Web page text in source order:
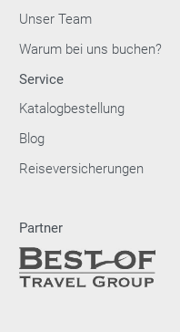
Unser Team
Warum bei uns buchen?
Service
Katalogbestellung
Blog
Reiseversicherungen
Partner